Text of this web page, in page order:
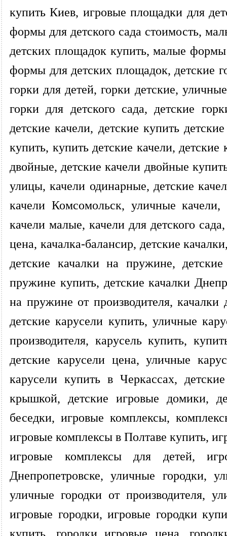
купить Киев, игровые площадки для
формы для детского сада стоимость,
детских площадок купить, малые
формы для детских площадок, детские
горки для детей, горки детские,
горки для детского сада, детские
детские качели, детские купить
купить, купить детские качели,
двойные, детские качели двойные
улицы, качели одинарные, детские
качели Комсомольск, уличные
качели малые, качели для детского
цена, качалка-балансир, детские
детские качалки на пружине,
пружине купить, детские качалки
на пружине от производителя,
детские карусели купить, уличные
производителя, карусель купить,
детские карусели цена, уличные
карусели купить в Черкассах,
крышкой, детские игровые домики,
беседки, игровые комплексы,
игровые комплексы в Полтаве купить,
игровые комплексы для детей,
Днепропетровске, уличные городки,
уличные городки от производителя,
игровые городки, игровые городки